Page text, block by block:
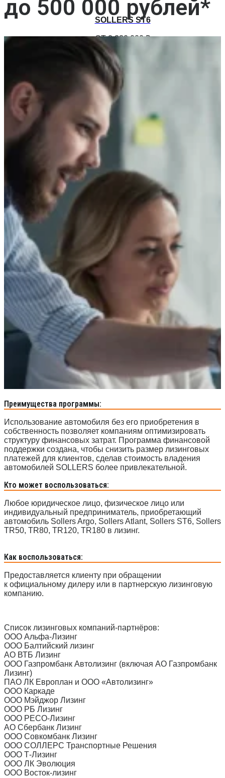
SOLLERS ST6
ОТ 2 330 000 ₽
SOLLERS ST8
ОТ 2 720 000 ₽
SOLLERS SF1
ОТ 1 990 000 ₽
SOLLERS ST9
ОТ 3 499 000 ₽
до 500 000 рублей*
Преимущества программы:
Использование автомобиля без его приобретения в
собственность позволяет компаниям оптимизировать
структуру финансовых затрат. Программа финансовой
поддержки создана, чтобы снизить размер лизинговых
платежей для клиентов, сделав стоимость владения
автомобилей SOLLERS более привлекательной.
Кто может воспользоваться:
Любое юридическое лицо, физическое лицо или
индивидуальный предприниматель, приобретающий
автомобиль Sollers Argo, Sollers Atlant, Sollers ST6, Sollers
TR50, TR80, TR120, TR180 в лизинг.
Как воспользоваться:
Предоставляется клиенту при обращении
к официальному дилеру или в партнерскую лизинговую
компанию.
Список лизинговых компаний-партнёров:
ООО Альфа-Лизинг
ООО Балтийский лизинг
АО ВТБ Лизинг
ООО Газпромбанк Автолизинг (включая АО Газпромбанк
Лизинг)
ПАО ЛК Европлан и ООО «Автолизинг»
ООО Каркаде
ООО Мэйджор Лизинг
ООО РБ Лизинг
ООО РЕСО-Лизинг
АО Сбербанк Лизинг
ООО Совкомбанк Лизинг
ООО СОЛЛЕРС Транспортные Решения
ООО Т-Лизинг
ООО ЛК Эволюция
ООО Восток-лизинг